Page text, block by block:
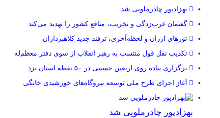
بهزادپور چادرملویی شد
گفتمان غرب‌زدگی و تخریب، منافع کشور را تهدید می‌کند
تورهای ارزان و لحظه‌آخری، ترفند جدید کلاهبرداران
تکذیب نقل قول منتسب به رهبر انقلاب از سوی دفتر معظم‌له
برگزاری پیاده روی اربعین حسینی در ۵۰ نقطه استان یزد
آغاز اجرای طرح ملی توسعه نیروگاه‌های خورشیدی خانگی
بهزادپور چادرملویی شد